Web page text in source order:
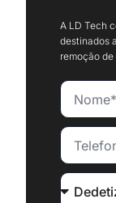
A LD Tech
destinados
remoção